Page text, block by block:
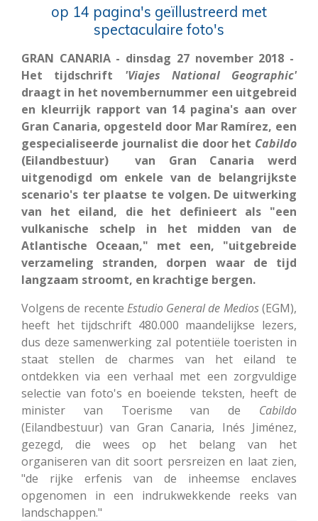
op 14 pagina's geïllustreerd met
spectaculaire foto's
GRAN CANARIA - dinsdag 27 november 2018 -
Het tijdschrift 'Viajes National
Geographic'
draagt in het novembernummer een uitgebreid
en kleurrijk rapport van 14 pagina's aan over
Gran Canaria, opgesteld door Mar Ramírez, een
gespecialiseerde journalist die door het Cabildo
(Eilandbestuur) van Gran Canaria werd
uitgenodigd om enkele van de belangrijkste
scenario's ter plaatse te volgen. De uitwerking
van het eiland, die het definieert als "een
vulkanische schelp in het midden van de
Atlantische Oceaan," met een, "uitgebreide
verzameling stranden, dorpen waar de tijd
langzaam stroomt, en krachtige bergen.
Volgens de recente Estudio General de Medios(EGM),
heeft het tijdschrift 480.000 maandelijkse lezers,
dus deze samenwerking zal potentiële toeristen in
staat stellen de charmes van het eiland te
ontdekken via een verhaal met een zorgvuldige
selectie van foto's en boeiende teksten, heeft de
minister van Toerisme van de Cabildo
(Eilandbestuur) van Gran Canaria, Inés Jiménez,
gezegd, die wees op het belang van het
organiseren van dit soort persreizen en laat zien,
"de rijke erfenis van de inheemse enclaves
opgenomen in een indrukwekkende reeks van
landschappen."